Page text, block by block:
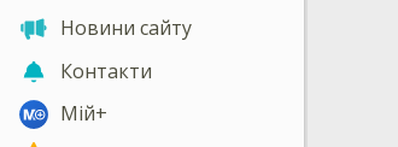
Новини сайту
Контакти
Мій+